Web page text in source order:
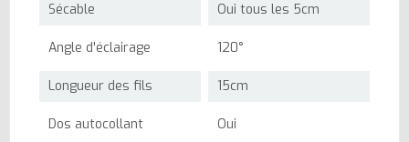
Sécable Oui tous les 5cm
Angle d'éclairage 120°
Longueur des fils 15cm
Dos autocollant Oui